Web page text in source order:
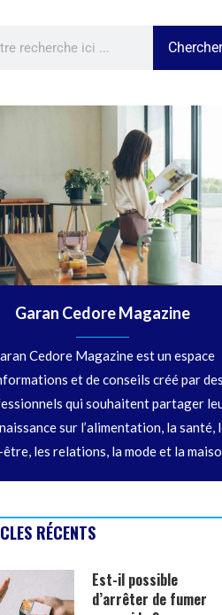
Chercher
Garan Cedore Magazine
Cedore Magazine est un espace
et de conseils créé par des
qui souhaitent partager
sur l’alimentation, la santé,
les relations, la mode et la
RÉCENTS
Est-il possible
d’arrêter de fumer